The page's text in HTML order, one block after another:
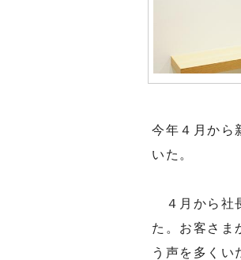
今年４月から
いた。
４月から社
た。お客さま
う声を多くい